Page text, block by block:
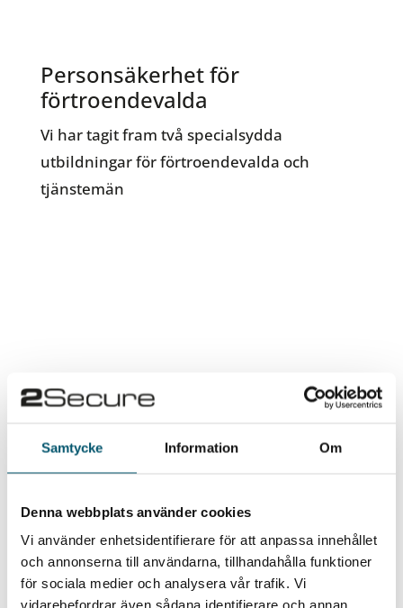
Samtycke Information Om
Denna webbplats använder cookies
Vi använder enhetsidentifierare för att anpassa innehållet
och annonserna till användarna, tillhandahålla funktioner
för sociala medier och analysera vår trafik. Vi
vidarebefordrar även sådana identifierare och annan
Personsäkerhet för
förtroendevalda
Vi har tagit fram två specialsydda
utbildningar för förtroendevalda och
tjänstemän
Akutsjukvård
verktyg, kunskap och förutsättningar för